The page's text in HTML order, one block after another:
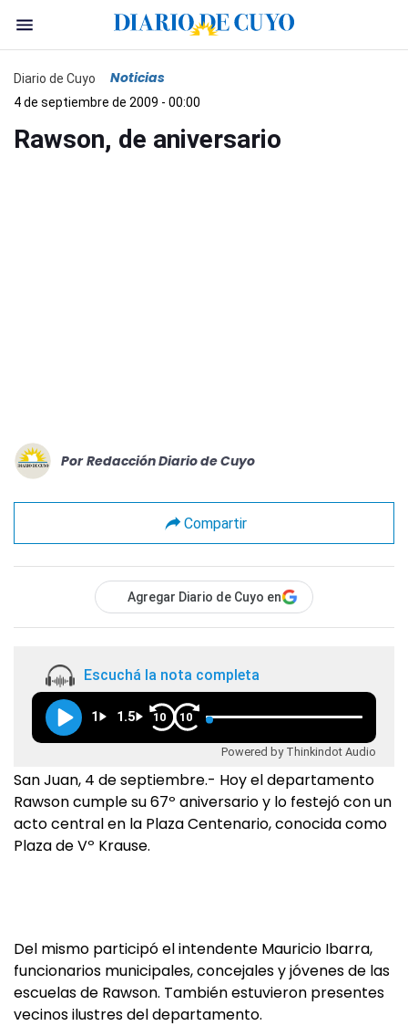
Diario de Cuyo Noticias
4 de septiembre de 2009 - 00:00
Rawson, de aniversario
Por Redacción Diario de Cuyo
Compartir
Agregar Diario de Cuyo en
Escuchá la nota completa
1 1.5 10 10
Powered by Thinkindot Audio
San Juan, 4 de septiembre.- Hoy el departamento
Rawson cumple su 67º aniversario y lo festejó con un
acto central en la Plaza Centenario, conocida como
Plaza de Vº Krause.
Del mismo participó el intendente Mauricio Ibarra,
funcionarios municipales, concejales y jóvenes de las
escuelas de Rawson. También estuvieron presentes
vecinos ilustres del departamento.